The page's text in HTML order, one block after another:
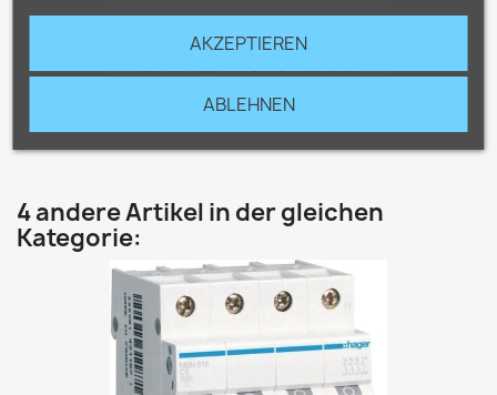
419,00 €
4 andere Artikel in der gleichen
Kategorie:
ABLEHNEN
AKZEPTIEREN